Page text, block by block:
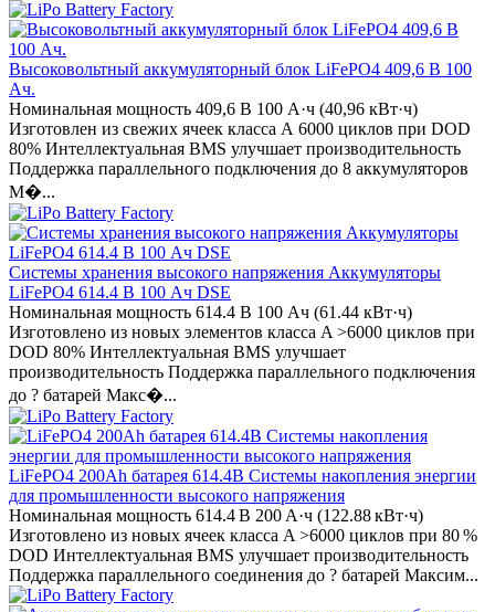
Высоковольтный аккумуляторный блок LiFePO4 409,6 В 100
Ач.
Номинальная мощность 409,6 В 100 А·ч (40,96 кВт·ч)
Изготовлен из свежих ячеек класса А 6000 циклов при DOD
80% Интеллектуальная BMS улучшает производительность
Поддержка параллельного подключения до 8 аккумуляторов
М�...
Системы хранения высокого напряжения Аккумуляторы
LiFePO4 614.4 В 100 Ач DSE
Номинальная мощность 614.4 В 100 Ач (61.44 кВт·ч)
Изготовлено из новых элементов класса A >6000 циклов при
DOD 80% Интеллектуальная BMS улучшает
производительность Поддержка параллельного подключения
до ? батарей Макс�...
LiFePO4 200Ah батарея 614.4В Системы накопления энергии
для промышленности высокого напряжения
Номинальная мощность 614.4 В 200 А·ч (122.88 кВт·ч)
Изготовлено из новых ячеек класса A >6000 циклов при 80 %
DOD Интеллектуальная BMS улучшает производительность
Поддержка параллельного соединения до ? батарей Максим...